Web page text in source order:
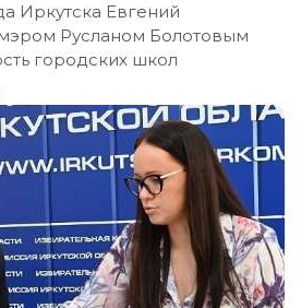
Иркутска Евгений
Русланом Болотовым
городских школ